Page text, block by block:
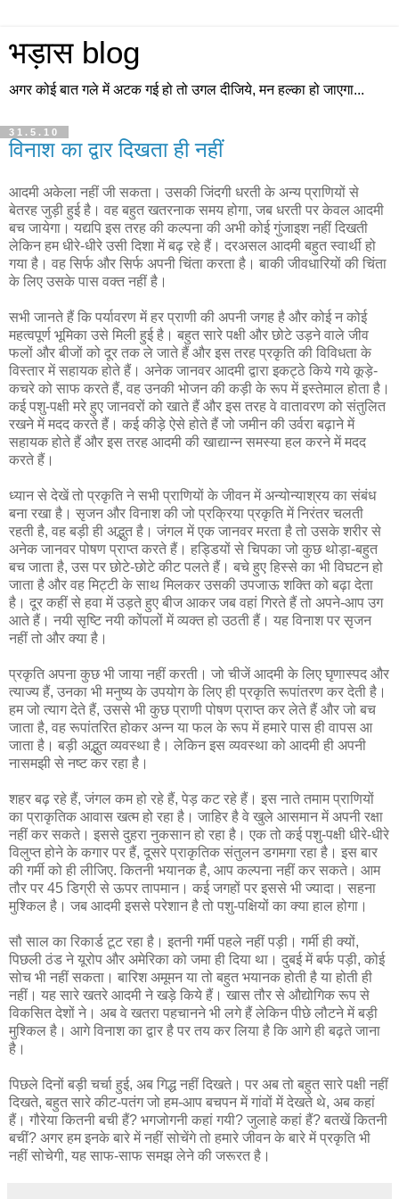
भड़ास blog
अगर कोई बात गले में अटक गई हो तो उगल दीजिये, मन हल्का हो जाएगा...
31.5.10
विनाश का द्वार दिखता ही नहीं
आदमी अकेला नहीं जी सकता। उसकी जिंदगी धरती के अन्य प्राणियों से
बेतरह जुड़ी हुई है। वह बहुत खतरनाक समय होगा, जब धरती पर केवल आदमी
बच जायेगा। यद्यपि इस तरह की कल्पना की अभी कोई गुंजाइश नहीं दिखती
लेकिन हम धीरे-धीरे उसी दिशा में बढ़ रहे हैं। दरअसल आदमी बहुत स्वार्थी हो
गया है। वह सिर्फ और सिर्फ अपनी चिंता करता है। बाकी जीवधारियों की चिंता
के लिए उसके पास वक्त नहीं है।
सभी जानते हैं कि पर्यावरण में हर प्राणी की अपनी जगह है और कोई न कोई
महत्वपूर्ण भूमिका उसे मिली हुई है। बहुत सारे पक्षी और छोटे उड़ने वाले जीव
फलों और बीजों को दूर तक ले जाते हैं और इस तरह प्रकृति की विविधता के
विस्तार में सहायक होते हैं। अनेक जानवर आदमी द्वारा इकट्ठे किये गये कूड़े-
कचरे को साफ करते हैं, वह उनकी भोजन की कड़ी के रूप में इस्तेमाल होता है।
कई पशु-पक्षी मरे हुए जानवरों को खाते हैं और इस तरह वे वातावरण को संतुलित
रखने में मदद करते हैं। कई कीड़े ऐसे होते हैं जो जमीन की उर्वरा बढ़ाने में
सहायक होते हैं और इस तरह आदमी की खाद्यान्न समस्या हल करने में मदद
करते हैं।
ध्यान से देखें तो प्रकृति ने सभी प्राणियों के जीवन में अन्योन्याश्रय का संबंध
बना रखा है। सृजन और विनाश की जो प्रक्रिया प्रकृति में निरंतर चलती
रहती है, वह बड़ी ही अद्भुत है। जंगल में एक जानवर मरता है तो उसके शरीर से
अनेक जानवर पोषण प्राप्त करते हैं। हड्डियों से चिपका जो कुछ थोड़ा-बहुत
बच जाता है, उस पर छोटे-छोटे कीट पलते हैं। बचे हुए हिस्से का भी विघटन हो
जाता है और वह मिट्टी के साथ मिलकर उसकी उपजाऊ शक्ति को बढ़ा देता
है। दूर कहीं से हवा में उड़ते हुए बीज आकर जब वहां गिरते हैं तो अपने-आप उग
आते हैं। नयी सृष्टि नयी कोंपलों में व्यक्त हो उठती हैं। यह विनाश पर सृजन
नहीं तो और क्या है।
प्रकृति अपना कुछ भी जाया नहीं करती। जो चीजें आदमी के लिए घृणास्पद और
त्याज्य हैं, उनका भी मनुष्य के उपयोग के लिए ही प्रकृति रूपांतरण कर देती है।
हम जो त्याग देते हैं, उससे भी कुछ प्राणी पोषण प्राप्त कर लेते हैं और जो बच
जाता है, वह रूपांतरित होकर अन्न या फल के रूप में हमारे पास ही वापस आ
जाता है। बड़ी अद्भुत व्यवस्था है। लेकिन इस व्यवस्था को आदमी ही अपनी
नासमझी से नष्ट कर रहा है।
शहर बढ़ रहे हैं, जंगल कम हो रहे हैं, पेड़ कट रहे हैं। इस नाते तमाम प्राणियों
का प्राकृतिक आवास खत्म हो रहा है। जाहिर है वे खुले आसमान में अपनी रक्षा
नहीं कर सकते। इससे दुहरा नुकसान हो रहा है। एक तो कई पशु-पक्षी धीरे-धीरे
विलुप्त होने के कगार पर हैं, दूसरे प्राकृतिक संतुलन डगमगा रहा है। इस बार
की गर्मी को ही लीजिए. कितनी भयानक है, आप कल्पना नहीं कर सकते। आम
तौर पर 45 डिग्री से ऊपर तापमान। कई जगहों पर इससे भी ज्यादा। सहना
मुश्किल है। जब आदमी इससे परेशान है तो पशु-पक्षियों का क्या हाल होगा।
सौ साल का रिकार्ड टूट रहा है। इतनी गर्मी पहले नहीं पड़ी। गर्मी ही क्यों,
पिछली ठंड ने यूरोप और अमेरिका को जमा ही दिया था। दुबई में बर्फ पड़ी, कोई
सोच भी नहीं सकता। बारिश अमूमन या तो बहुत भयानक होती है या होती ही
नहीं। यह सारे खतरे आदमी ने खड़े किये हैं। खास तौर से औद्योगिक रूप से
विकसित देशों ने। अब वे खतरा पहचानने भी लगे हैं लेकिन पीछे लौटने में बड़ी
मुश्किल है। आगे विनाश का द्वार है पर तय कर लिया है कि आगे ही बढ़ते जाना
है।
पिछले दिनों बड़ी चर्चा हुई, अब गिद्ध नहीं दिखते। पर अब तो बहुत सारे पक्षी नहीं
दिखते, बहुत सारे कीट-पतंग जो हम-आप बचपन में गांवों में देखते थे, अब कहां
हैं। गौरेया कितनी बची हैं? भगजोगनी कहां गयी? जुलाहे कहां हैं? बतखें कितनी
बचीं? अगर हम इनके बारे में नहीं सोचेंगे तो हमारे जीवन के बारे में प्रकृति भी
नहीं सोचेगी, यह साफ-साफ समझ लेने की जरूरत है।